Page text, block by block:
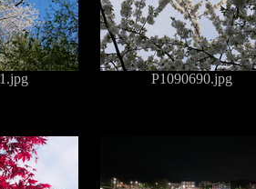
P1090690.jpg